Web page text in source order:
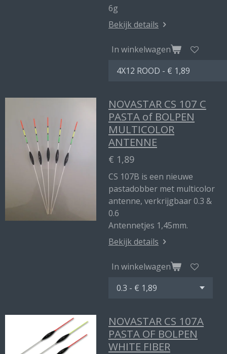
6g
Bekijk details
In winkelwagen
NOVASTAR CS 107 C
PASTA of BOLPEN
MULTICOLOR
ANTENNE
€ 1,89
CS 107B is een nieuwe
pastadobber met multicolor
antenne, verkrijgbaar 0.3 &
0.6
Antennetjes 1,45mm.
Bekijk details
In winkelwagen
NOVASTAR CS 107A
PASTA OF BOLPEN
WHITE FIBER